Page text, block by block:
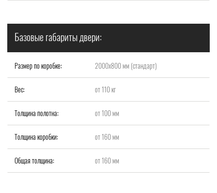
Базовые габариты двери:
Размер по коробке: 2000x800 мм (стандарт)
Вес: от 110 кг
Толщина полотна: от 100 мм
Толщина коробки: от 160 мм
Общая толщина: от 160 мм